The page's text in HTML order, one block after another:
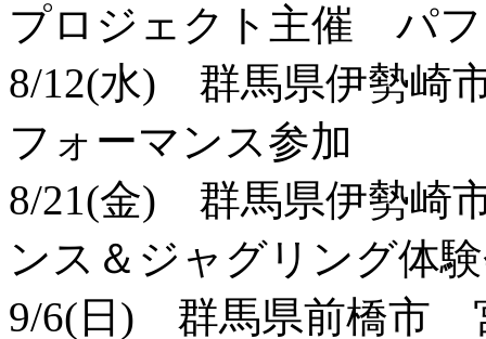
プロジェクト主催 パ
8/12(水) 群馬県伊勢
フォーマンス参加
8/21(金) 群馬県伊勢
ンス＆ジャグリング体
9/6(日) 群馬県前橋市